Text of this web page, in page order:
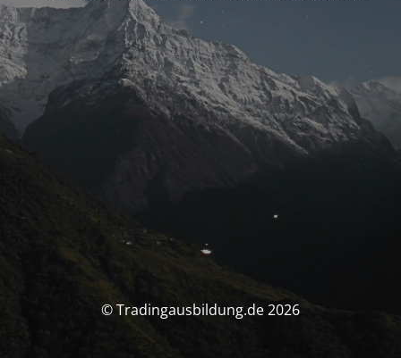
© Tradingausbildung.de 2026